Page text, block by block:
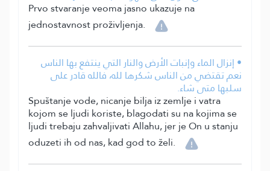
Prvo stvaranje veoma jasno ukazuje na
jednostavnost proživljenja.
• إنزال الماء وإنبات الأرض والنار التي ينتفع بها الناس
نعم تقتضي من الناس شكرها لله، فالله قادر على
سلبها متى شاء.
Spuštanje vode, nicanje bilja iz zemlje i vatra
kojom se ljudi koriste, blagodati su na kojima se
ljudi trebaju zahvaljivati Allahu, jer je On u stanju
oduzeti ih od nas, kad god to želi.